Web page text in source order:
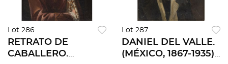
Lot 286
RETRATO DE
CABALLERO.
Lot 287
DANIEL DEL VALLE.
(MÉXICO, 1867-1935).